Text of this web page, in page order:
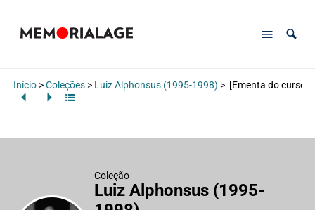
Início>Coleções> Luiz Alphonsus (1995-1998) > [Ementa do curso
Coleção
Luiz Alphonsus (1995-